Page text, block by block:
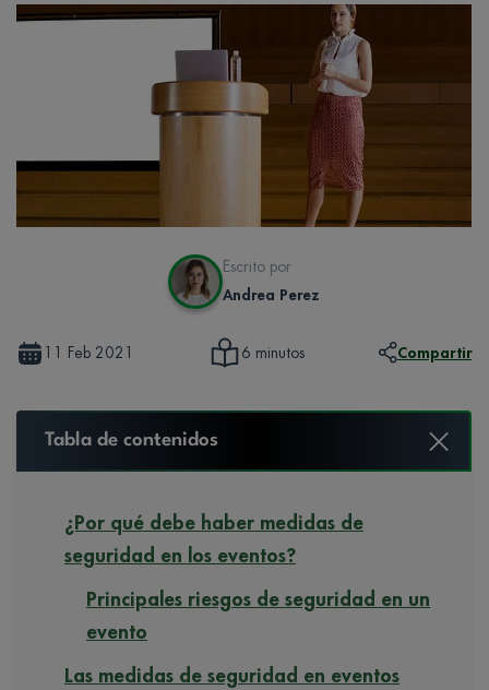
Escrito por
Andrea Perez
11 Feb 2021 6 minutos Compartir
Tabla de contenidos
¿Por qué debe haber medidas de
seguridad en los eventos?
Principales riesgos de seguridad en un
evento
Las medidas de seguridad en eventos